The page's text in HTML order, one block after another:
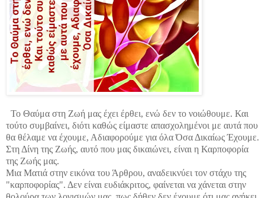
Το Θαύμα στη Ζωή μας έχει έρθει, ενώ δεν το νοιώθουμε. Και
τούτο συμβαίνει, διότι καθώς είμαστε απασχολημένοι με αυτά που
θα θέλαμε να έχουμε, Αδιαφορούμε για όλα Όσα Δικαίως Έχουμε.
Στη Δίνη της Ζωής, αυτό που μας δικαιώνει, είναι η Καρποφορία
της Ζωής μας.
Μια Ματιά στην εικόνα του Άρθρου, αναδεικνύει τον στάχυ της
"καρποφορίας". Δεν είναι ευδιάκριτος, φαίνεται να χάνεται στην